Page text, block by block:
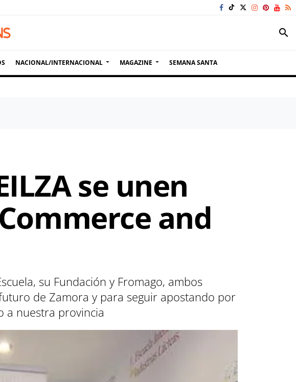
search
NACIONAL/INTERNACIONAL MAGAZINE SEMANA SANTA
se unen
and
su Fundación y Fromago, ambos
de Zamora y para seguir apostando por
a nuestra provincia